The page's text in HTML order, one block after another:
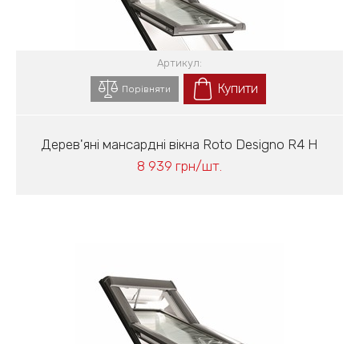
Дерев'яні мансардні вікна Roto Designo R4 H
8 939 грн/шт.
Артикул:
Порівняти Купити